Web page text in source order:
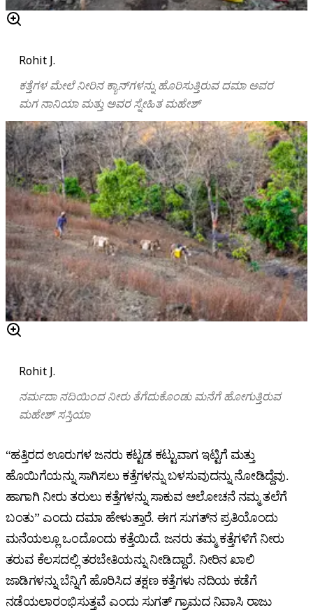
Rohit J.
ಕತ್ತೆಗಳ ಮೇಲೆ ನೀರಿನ ಕ್ಯಾನ್‌ಗಳನ್ನು ಹೊರಿಸುತ್ತಿರುವ ದಮಾ ಅವರ
ಮಗ ನಾನಿಯಾ ಮತ್ತು ಅವರ ಸ್ನೇಹಿತ ಮಹೇಶ್
Rohit J.
ನರ್ಮದಾ ನದಿಯಿಂದ ನೀರು ತೆಗೆದುಕೊಂಡು ಮನೆಗೆ ಹೋಗುತ್ತಿರುವ
ಮಹೇಶ್‌ ಸಸ್ತಿಯಾ
“ಹತ್ತಿರದ ಊರುಗಳ ಜನರು ಕಟ್ಟಡ ಕಟ್ಟುವಾಗ ಇಟ್ಟಿಗೆ ಮತ್ತು
ಹೊಯಿಗೆಯನ್ನು ಸಾಗಿಸಲು ಕತ್ತೆಗಳನ್ನು ಬಳಸುವುದನ್ನು ನೋಡಿದ್ದೆವು.
ಹಾಗಾಗಿ ನೀರು ತರುಲು ಕತ್ತೆಗಳನ್ನು ಸಾಕುವ ಆಲೋಚನೆ ನಮ್ಮ ತಲೆಗೆ
ಬಂತು” ಎಂದು ದಮಾ ಹೇಳುತ್ತಾರೆ. ಈಗ ಸುಗತ್‌ನ ಪ್ರತಿಯೊಂದು
ಮನೆಯಲ್ಲೂ ಒಂದೊಂದು ಕತ್ತೆಯಿದೆ. ಜನರು ತಮ್ಮ ಕತ್ತೆಗಳಿಗೆ ನೀರು
ತರುವ ಕೆಲಸದಲ್ಲಿ ತರಬೇತಿಯನ್ನು ನೀಡಿದ್ದಾರೆ. ನೀರಿನ ಖಾಲಿ
ಜಾಡಿಗಳನ್ನು ಬೆನ್ನಿಗೆ ಹೊರಿಸಿದ ತಕ್ಷಣ ಕತ್ತೆಗಳು ನದಿಯ ಕಡೆಗೆ
ನಡೆಯಲಾರಂಭಿಸುತ್ತವೆ ಎಂದು ಸುಗತ್‌ ಗ್ರಾಮದ ನಿವಾಸಿ ರಾಜು